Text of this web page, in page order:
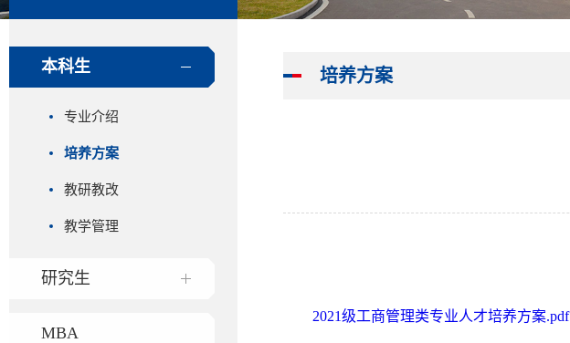
本科生
专业介绍
培养方案
教研教改
教学管理
研究生
MBA
培养方案
2021级工商管理类专业人才培养方案.pdf